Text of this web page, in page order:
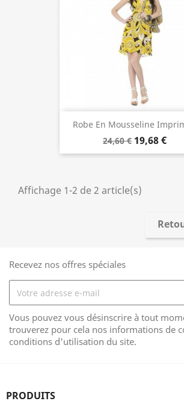
Robe En Mousseline
24,60 € 19,68 €
Affichage 1-2 de 2 article(s)
Recevez nos offres spéciales
Vous pouvez vous désinscrire à tout
trouverez pour cela nos informations de
conditions d'utilisation du site.
PRODUITS